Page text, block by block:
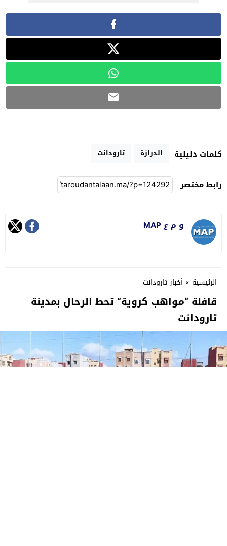
كلمات دليلية الدرازة تارودانت
رابط مختصر
و م ع MAP
الرئيسية » أخبار تارودانت
قافلة “مواهب كروية” تحط الرحال بمدينة
تارودانت